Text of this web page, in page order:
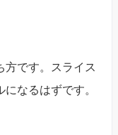
方です。スライス
なるはずです。